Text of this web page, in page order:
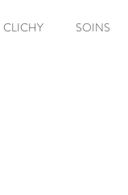
CLICHY SOINS